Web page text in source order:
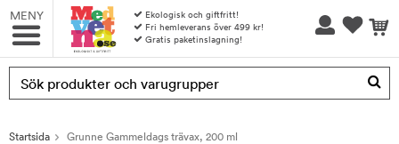
MENY
Ekologisk och giftfritt!
Fri hemleverans över 499 kr!
Gratis paketinslagning!
Produkten har blivit tillagd i varukorgen
Startsida Grunne Gammeldags trävax, 200 ml